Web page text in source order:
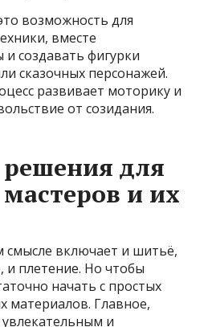
возможность для
вместе
создавать фигурки
сказочных персонажей.
развивает моторику и
от созидания.
решения для
и их
включает и шитьё,
и плетение. Но чтобы
начать с простых
материалов. Главное,
увлекательным и